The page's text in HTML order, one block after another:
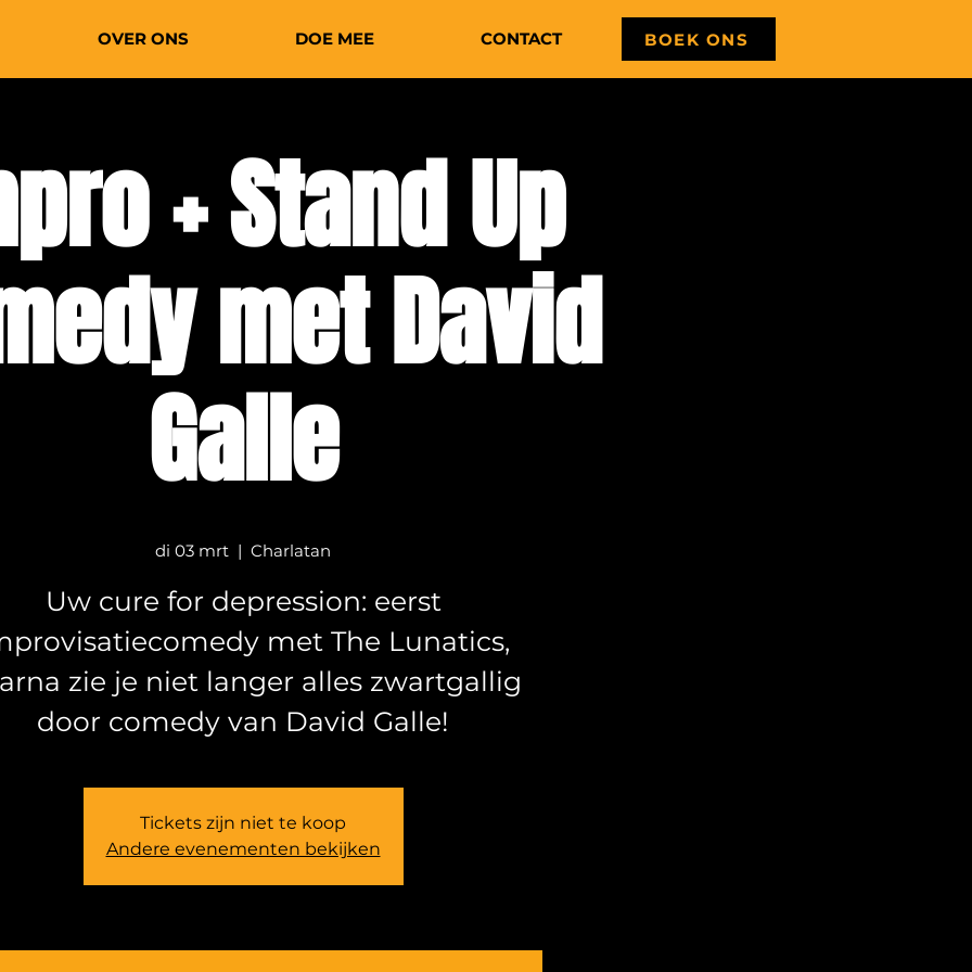
OVER ONS DOE MEE CONTACT BOEK ONS
+ Stand Up
met David
Galle
di 03 mrt
  |
Charlatan
Uw cure for depression: eerst
met The Lunatics,
zie je niet langer alles zwartgallig
door comedy van David Galle!
Tickets zijn niet te koop
Andere evenementen bekijken